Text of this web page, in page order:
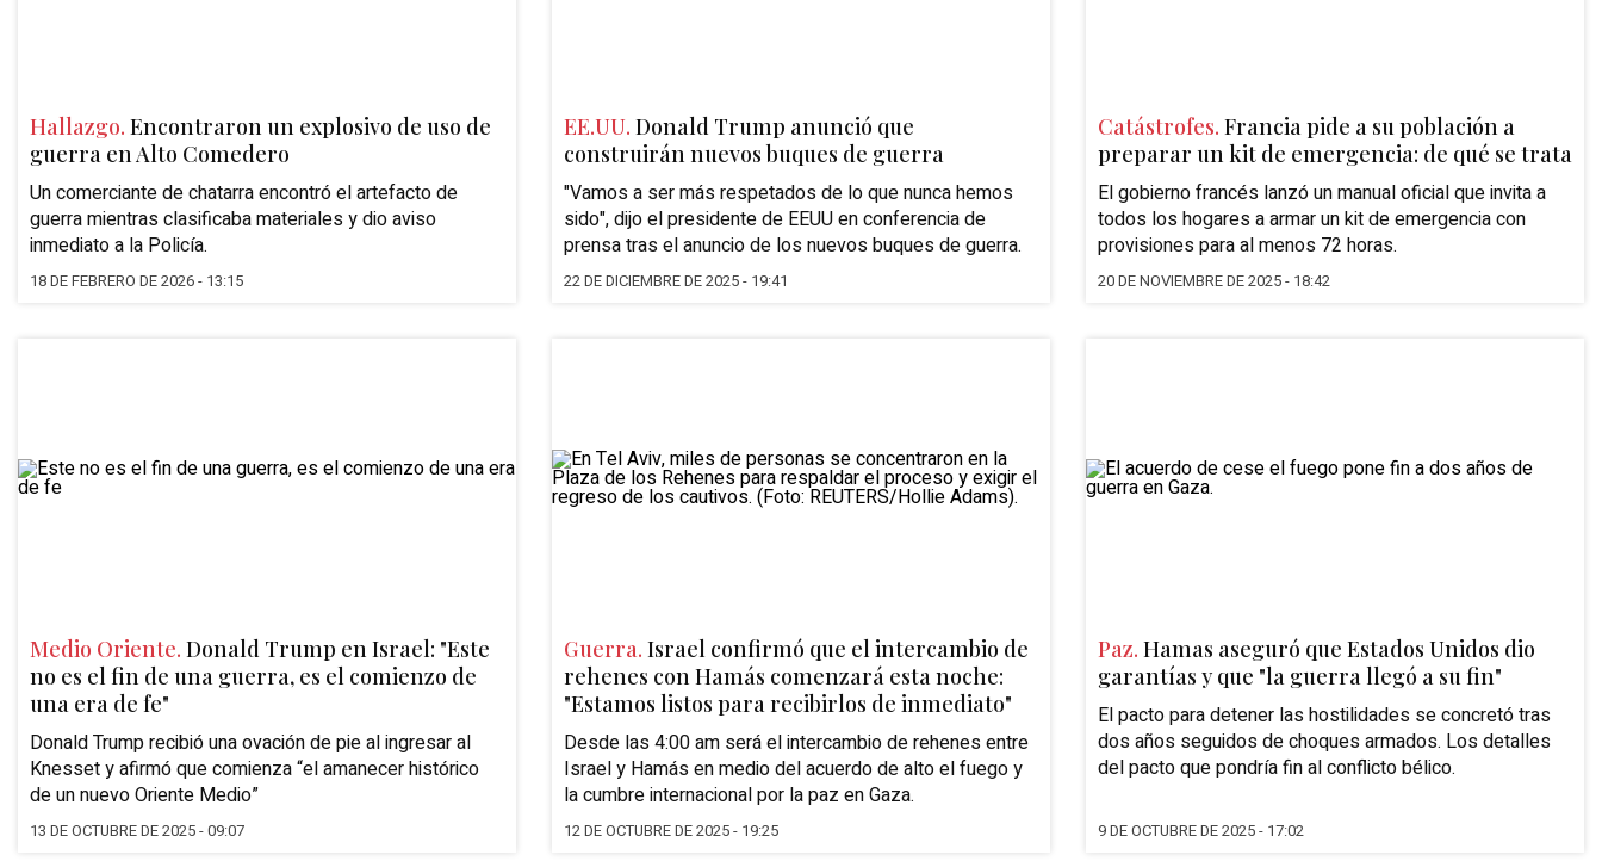
Hallazgo. Encontraron un explosivo de uso de
guerra en Alto Comedero
Un comerciante de chatarra encontró el artefacto de
guerra mientras clasificaba materiales y dio aviso
inmediato a la Policía.
18 DE FEBRERO DE 2026 - 13:15
EE.UU. Donald Trump anunció que
construirán nuevos buques de guerra
"Vamos a ser más respetados de lo que nunca hemos
sido", dijo el presidente de EEUU en conferencia de
prensa tras el anuncio de los nuevos buques de guerra.
22 DE DICIEMBRE DE 2025 - 19:41
Catástrofes. Francia pide a su población a
preparar un kit de emergencia: de qué se trata
El gobierno francés lanzó un manual oficial que invita a
todos los hogares a armar un kit de emergencia con
provisiones para al menos 72 horas.
20 DE NOVIEMBRE DE 2025 - 18:42
Medio Oriente. Donald Trump en Israel: "Este
no es el fin de una guerra, es el comienzo de
una era de fe"
Donald Trump recibió una ovación de pie al ingresar al
Knesset y afirmó que comienza “el amanecer histórico
de un nuevo Oriente Medio”
13 DE OCTUBRE DE 2025 - 09:07
Guerra. Israel confirmó que el intercambio de
rehenes con Hamás comenzará esta noche:
"Estamos listos para recibirlos de inmediato"
Desde las 4:00 am será el intercambio de rehenes entre
Israel y Hamás en medio del acuerdo de alto el fuego y
la cumbre internacional por la paz en Gaza.
12 DE OCTUBRE DE 2025 - 19:25
Paz. Hamas aseguró que Estados Unidos dio
garantías y que "la guerra llegó a su fin"
El pacto para detener las hostilidades se concretó tras
dos años seguidos de choques armados. Los detalles
del pacto que pondría fin al conflicto bélico.
9 DE OCTUBRE DE 2025 - 17:02